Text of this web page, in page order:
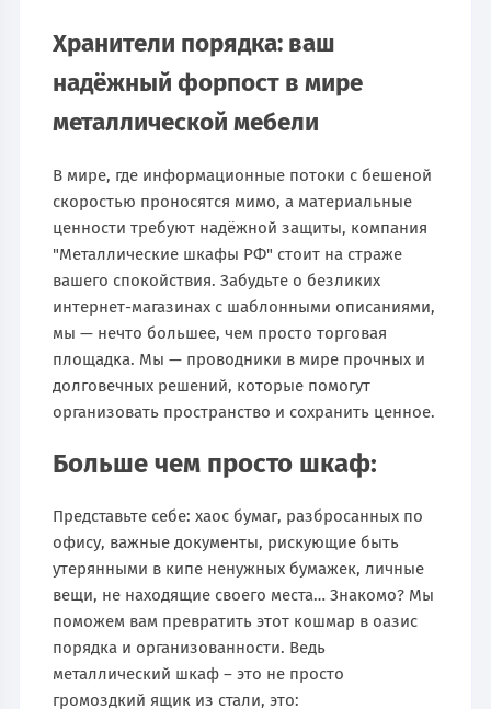
Хранители порядка: ваш
надёжный форпост в мире
металлической мебели
В мире, где информационные потоки с бешеной
скоростью проносятся мимо, а материальные
ценности требуют надёжной защиты, компания
"Металлические шкафы РФ" стоит на страже
вашего спокойствия. Забудьте о безликих
интернет-магазинах с шаблонными описаниями,
мы — нечто большее, чем просто торговая
площадка. Мы — проводники в мире прочных и
долговечных решений, которые помогут
организовать пространство и сохранить ценное.
Больше чем просто шкаф:
Представьте себе: хаос бумаг, разбросанных по
офису, важные документы, рискующие быть
утерянными в кипе ненужных бумажек, личные
вещи, не находящие своего места… Знакомо? Мы
поможем вам превратить этот кошмар в оазис
порядка и организованности. Ведь
металлический шкаф – это не просто
громоздкий ящик из стали, это: